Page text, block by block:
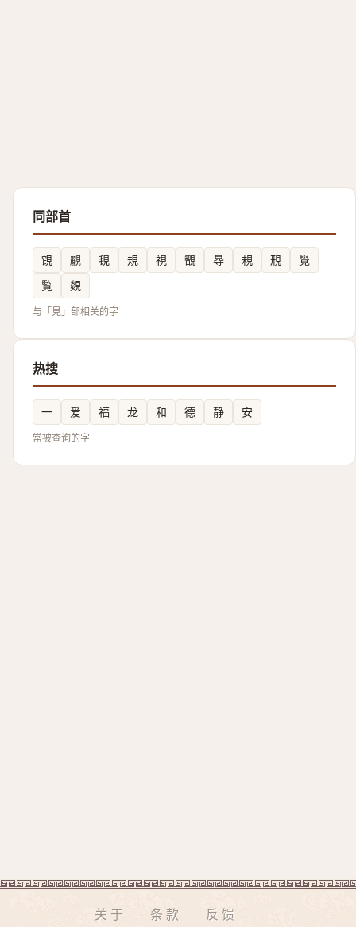
同部首
䙾 䚕 覒 規 視 䚐 䙷 䙿 䙹
覺
覧
覢
与「見」部相关的字
热搜
一 爱 福 龙 和 德 静 安
常被查询的字
关于 条款 反馈